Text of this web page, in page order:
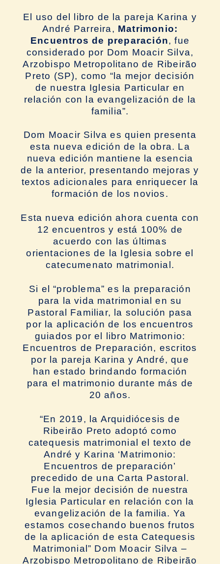
El uso del libro de la pareja Karina y
André Parreira, Matrimonio:
Encuentros de preparación, fue
considerado por Dom Moacir Silva,
Arzobispo Metropolitano de Ribeirão
Preto (SP), como “la mejor decisión
de nuestra Iglesia Particular en
relación con la evangelización de la
familia”.
Dom Moacir Silva es quien presenta
esta nueva edición de la obra. La
nueva edición mantiene la esencia
de la anterior, presentando mejoras y
textos adicionales para enriquecer la
formación de los novios.
Esta nueva edición ahora cuenta con
12 encuentros y está 100% de
acuerdo con las últimas
orientaciones de la Iglesia sobre el
catecumenato matrimonial.
Si el “problema” es la preparación
para la vida matrimonial en su
Pastoral Familiar, la solución pasa
por la aplicación de los encuentros
guiados por el libro Matrimonio:
Encuentros de Preparación, escritos
por la pareja Karina y André, que
han estado brindando formación
para el matrimonio durante más de
20 años.
“En 2019, la Arquidiócesis de
Ribeirão Preto adoptó como
catequesis matrimonial el texto de
André y Karina ‘Matrimonio:
Encuentros de preparación’
precedido de una Carta Pastoral.
Fue la mejor decisión de nuestra
Iglesia Particular en relación con la
evangelización de la familia. Ya
estamos cosechando buenos frutos
de la aplicación de esta Catequesis
Matrimonial” Dom Moacir Silva –
Arzobispo Metropolitano de Ribeirão